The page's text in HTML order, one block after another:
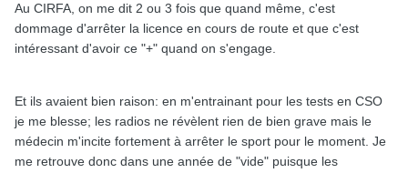
Au CIRFA, on me dit 2 ou 3 fois que quand même, c'est
dommage d'arrêter la licence en cours de route et que c'est
intéressant d'avoir ce "+" quand on s'engage.
Et ils avaient bien raison: en m'entrainant pour les tests en CSO
je me blesse; les radios ne révèlent rien de bien grave mais le
médecin m'incite fortement à arrêter le sport pour le moment. Je
me retrouve donc dans une année de "vide" puisque les